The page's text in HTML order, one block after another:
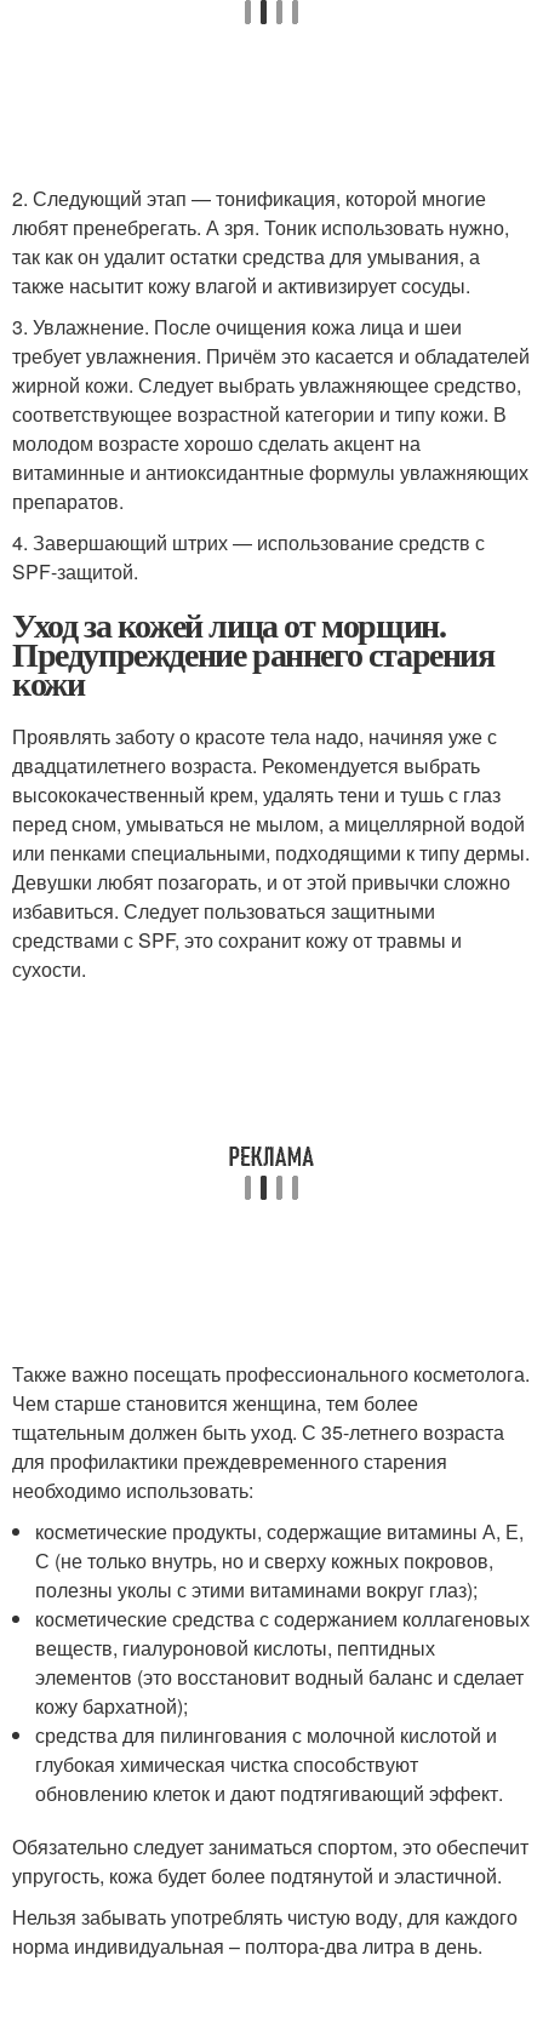
2. Следующий этап — тонификация, которой многие
любят пренебрегать. А зря. Тоник использовать нужно,
так как он удалит остатки средства для умывания, а
также насытит кожу влагой и активизирует сосуды.
3. Увлажнение. После очищения кожа лица и шеи
требует увлажнения. Причём это касается и обладателей
жирной кожи. Следует выбрать увлажняющее средство,
соответствующее возрастной категории и типу кожи. В
молодом возрасте хорошо сделать акцент на
витаминные и антиоксидантные формулы увлажняющих
препаратов.
4. Завершающий штрих — использование средств с
SPF-защитой.
Уход за кожей лица от морщин.
Предупреждение раннего старения
кожи
Проявлять заботу о красоте тела надо, начиняя уже с
двадцатилетнего возраста. Рекомендуется выбрать
высококачественный крем, удалять тени и тушь с глаз
перед сном, умываться не мылом, а мицеллярной водой
или пенками специальными, подходящими к типу дермы.
Девушки любят позагорать, и от этой привычки сложно
избавиться. Следует пользоваться защитными
средствами с SPF, это сохранит кожу от травмы и
сухости.
Также важно посещать профессионального косметолога.
Чем старше становится женщина, тем более
тщательным должен быть уход. С 35-летнего возраста
для профилактики преждевременного старения
необходимо использовать:
косметические продукты, содержащие витамины А, Е,
С (не только внутрь, но и сверху кожных покровов,
полезны уколы с этими витаминами вокруг глаз);
косметические средства с содержанием коллагеновых
веществ, гиалуроновой кислоты, пептидных
элементов (это восстановит водный баланс и сделает
кожу бархатной);
средства для пилингования с молочной кислотой и
глубокая химическая чистка способствуют
обновлению клеток и дают подтягивающий эффект.
Обязательно следует заниматься спортом, это обеспечит
упругость, кожа будет более подтянутой и эластичной.
Нельзя забывать употреблять чистую воду, для каждого
норма индивидуальная – полтора-два литра в день.